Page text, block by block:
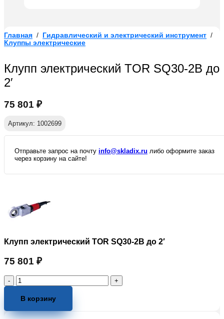
Главная / Гидравлический и электрический инструмент /
Клуппы электрические
Клупп электрический TOR SQ30-2B до
2′
75 801 ₽
Артикул: 1002699
Отправьте запрос на почту info@skladix.ru либо оформите заказ
через корзину на сайте!
Клупп электрический TOR SQ30-2B до 2′
75 801 ₽
Количество
товара
Клупп
TOR
В корзину